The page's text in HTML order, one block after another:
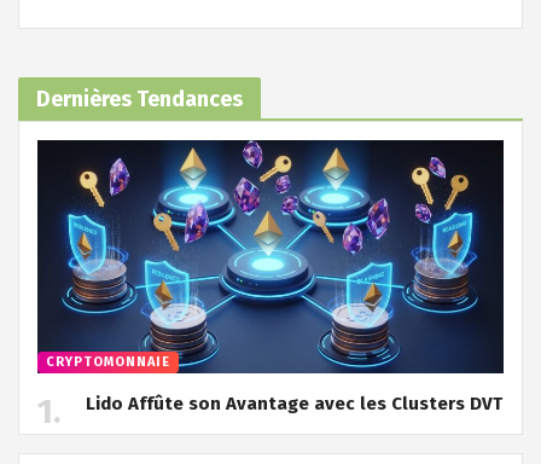
Dernières Tendances
CRYPTOMONNAIE
Lido Affûte son Avantage avec les Clusters DVT